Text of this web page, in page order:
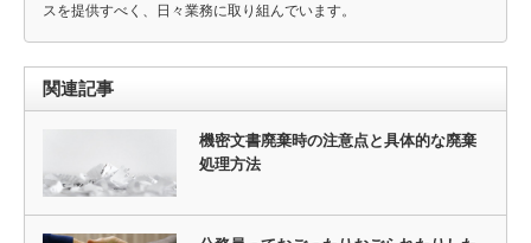
スを提供すべく、日々業務に取り組んでいます。
関連記事
機密文書廃棄時の注意点と具体的な廃棄
処理方法